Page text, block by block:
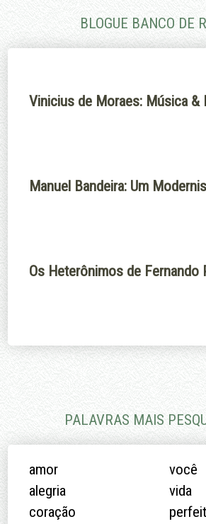
BLOGUE BANCO DE
Vinicius de Moraes: Música &
Manuel Bandeira: Um
Os Heterônimos de Fernando
PALAVRAS MAIS
amor
você
alegria
vida
coração